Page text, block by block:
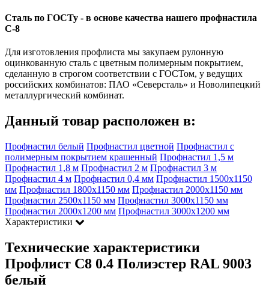
Сталь по ГОСТу - в основе качества нашего профнастила
C-8
Для изготовления профлиста мы закупаем рулонную
оцинкованную сталь с цветным полимерным покрытием,
сделанную в строгом соответствии с ГОСТом, у ведущих
российских комбинатов: ПАО «Северсталь» и Новолипецкий
металлургический комбинат.
Данный товар расположен в:
Профнастил белый Профнастил цветной Профнастил с
полимерным покрытием крашенный Профнастил 1,5 м
Профнастил 1,8 м Профнастил 2 м Профнастил 3 м
Профнастил 4 м Профнастил 0,4 мм Профнастил 1500х1150
мм Профнастил 1800х1150 мм Профнастил 2000х1150 мм
Профнастил 2500х1150 мм Профнастил 3000х1150 мм
Профнастил 2000х1200 мм Профнастил 3000х1200 мм
Характеристики
Технические характеристики
Профлист С8 0.4 Полиэстер RAL 9003
белый